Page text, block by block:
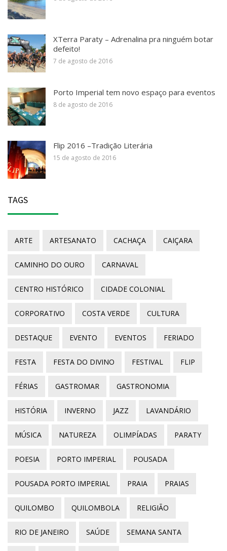
XTerra Paraty – Adrenalina pra ninguém botar
defeito!
7 de agosto de 2016
Porto Imperial tem novo espaço para eventos
8 de agosto de 2016
Flip 2016 –Tradição Literária
15 de agosto de 2016
TAGS
ARTE ARTESANATO CACHAÇA CAIÇARA
CAMINHO DO OURO CARNAVAL
CENTRO HISTÓRICO CIDADE COLONIAL
CORPORATIVO COSTA VERDE CULTURA
DESTAQUE EVENTO EVENTOS FERIADO
FESTA FESTA DO DIVINO FESTIVAL FLIP
FÉRIAS GASTROMAR GASTRONOMIA
HISTÓRIA INVERNO JAZZ LAVANDÁRIO
MÚSICA NATUREZA OLIMPÍADAS PARATY
POESIA PORTO IMPERIAL POUSADA
POUSADA PORTO IMPERIAL PRAIA PRAIAS
QUILOMBO QUILOMBOLA RELIGIÃO
RIO DE JANEIRO SAÚDE SEMANA SANTA